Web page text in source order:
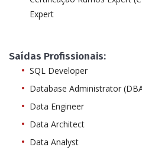
Expert
Saídas Profissionais:
SQL Developer
Database Administrator
Data Engineer
Data Architect
Data Analyst